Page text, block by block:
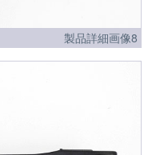
製品詳細画像8